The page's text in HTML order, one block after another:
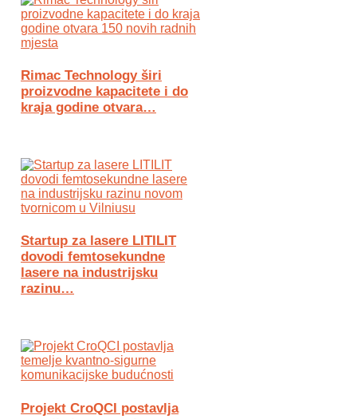
Rimac Technology širi
proizvodne kapacitete i do
kraja godine otvara…
Startup za lasere LITILIT
dovodi femtosekundne
lasere na industrijsku
razinu…
Projekt CroQCI postavlja